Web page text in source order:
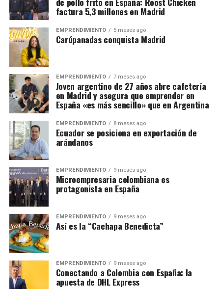
factura 5,3 millones en Madrid
EMPRENDIMIENTO 5 meses ago
Carúpanadas conquista Madrid
EMPRENDIMIENTO 7 meses ago
Joven argentino de 27 años abre cafetería
en Madrid y asegura que emprender en
España «es más sencillo» que en Argentina
EMPRENDIMIENTO 8 meses ago
Ecuador se posiciona en exportación de
arándanos
EMPRENDIMIENTO 9 meses ago
Microempresaria colombiana es
protagonista en España
EMPRENDIMIENTO 9 meses ago
Así es la “Cachapa Benedicta”
EMPRENDIMIENTO 9 meses ago
Conectando a Colombia con España: la
apuesta de DHL Express